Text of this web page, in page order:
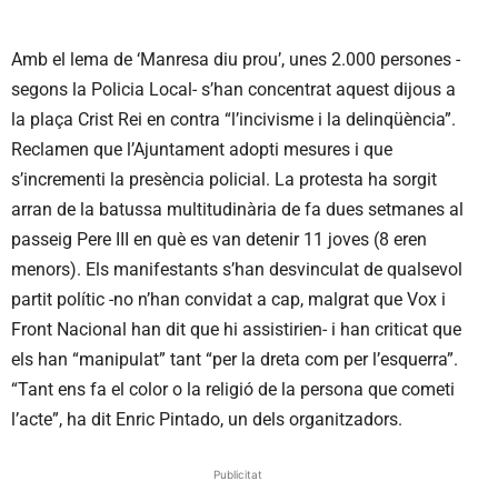
Amb el lema de ‘Manresa diu prou’, unes 2.000 persones -
segons la Policia Local- s’han concentrat aquest dijous a
la plaça Crist Rei en contra “l’incivisme i la delinqüència”.
Reclamen que l’Ajuntament adopti mesures i que
s’incrementi la presència policial. La protesta ha sorgit
arran de la batussa multitudinària de fa dues setmanes al
passeig Pere III en què es van detenir 11 joves (8 eren
menors). Els manifestants s’han desvinculat de qualsevol
partit polític -no n’han convidat a cap, malgrat que Vox i
Front Nacional han dit que hi assistirien- i han criticat que
els han “manipulat” tant “per la dreta com per l’esquerra”.
“Tant ens fa el color o la religió de la persona que cometi
l’acte”, ha dit Enric Pintado, un dels organitzadors.
Publicitat